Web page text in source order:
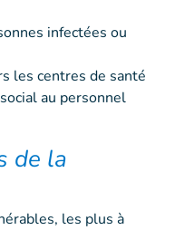
infectées ou
les centres de santé
au personnel
de la
les plus à